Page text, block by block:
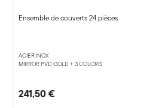
Ensemble de couverts 24 pièces
ACIER INOX
MIRROR PVD GOLD + 3 COLORIS
241,50 €